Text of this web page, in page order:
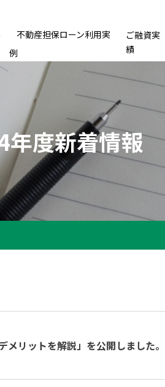
不動産担保ローン利用実
例
ご融資実
績
年度新着情報
リットを解説」を公開しました。